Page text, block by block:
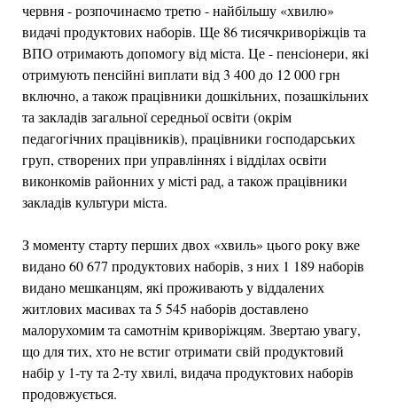
червня - розпочинаємо третю - найбільшу «хвилю»
видачі продуктових наборів. Ще 86 тисячкриворіжців та
ВПО отримають допомогу від міста. Це - пенсіонери, які
отримують пенсійні виплати від 3 400 до 12 000 грн
включно, а також працівники дошкільних, позашкільних
та закладів загальної середньої освіти (окрім
педагогічних працівників), працівники господарських
груп, створених при управліннях і відділах освіти
виконкомів районних у місті рад, а також працівники
закладів культури міста.
З моменту старту перших двох «хвиль» цього року вже
видано 60 677 продуктових наборів, з них 1 189 наборів
видано мешканцям, які проживають у віддалених
житлових масивах та 5 545 наборів доставлено
малорухомим та самотнім криворіжцям. Звертаю увагу,
що для тих, хто не встиг отримати свій продуктовий
набір у 1-ту та 2-ту хвилі, видача продуктових наборів
продовжується.